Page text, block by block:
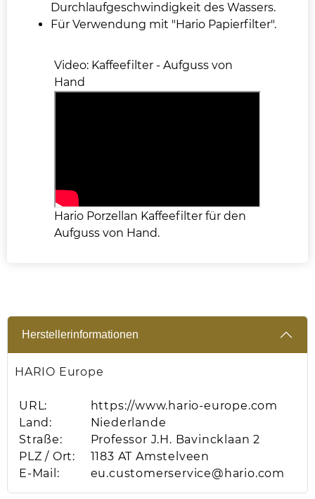
Durchlaufgeschwindigkeit des Wassers.
Für Verwendung mit "Hario Papierfilter".
Video: Kaffeefilter - Aufguss von
Hand
Hario Porzellan Kaffeefilter für den
Aufguss von Hand.
Herstellerinformationen
HARIO Europe
URL:
https://www.hario-europe.com
Land:
Niederlande
Straße:
Professor J.H. Bavincklaan 2
PLZ / Ort:
1183 AT Amstelveen
E-Mail:
eu.customerservice@hario.com